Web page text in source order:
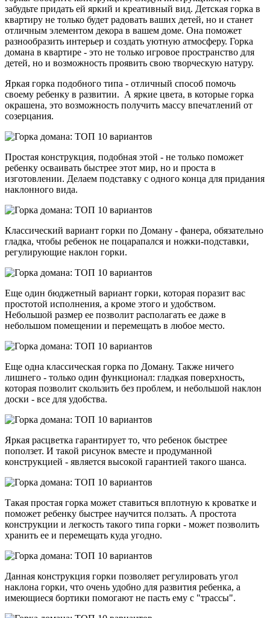
забудьте придать ей яркий и креативный вид. Детская горка в
квартиру не только будет радовать ваших детей, но и станет
отличным элементом декора в вашем доме. Она поможет
разнообразить интерьер и создать уютную атмосферу. Горка
домана в квартире - это не только игровое пространство для
детей, но и возможность проявить свою творческую натуру.
Яркая горка подобного типа - отличный способ помочь
своему ребенку в развитии. А яркие цвета, в которые горка
окрашена, это возможность получить массу впечатлений от
созерцания.
Простая конструкция, подобная этой - не только поможет
ребенку осваивать быстрее этот мир, но и проста в
изготовлении. Делаем подставку с одного конца для придания
наклонного вида.
Классический вариант горки по Доману - фанера, обязательно
гладка, чтобы ребенок не поцарапался и ножки-подставки,
регулирующие наклон горки.
Еще один бюджетный вариант горки, которая поразит вас
простотой исполнения, а кроме этого и удобством.
Небольшой размер ее позволит располагать ее даже в
небольшом помещении и перемещать в любое место.
Еще одна классическая горка по Доману. Также ничего
лишнего - только один функционал: гладкая поверхность,
которая позволит скользить без проблем, и небольшой наклон
доски - все для удобства.
Яркая расцветка гарантирует то, что ребенок быстрее
поползет. И такой рисунок вместе и продуманной
конструкцией - является высокой гарантией такого шанса.
Такая простая горка может ставиться вплотную к кроватке и
поможет ребенку быстрее научится ползать. А простота
конструкции и легкость такого типа горки - может позволить
хранить ее и перемещать куда угодно.
Данная конструкция горки позволяет регулировать угол
наклона горки, что очень удобно для развития ребенка, а
имеющиеся бортики помогают не пасть ему с "трассы".